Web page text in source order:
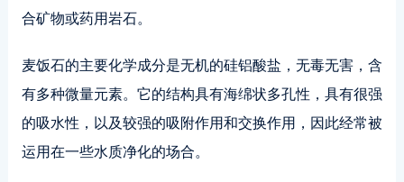
合矿物或药用岩石。
麦饭石的主要化学成分是无机的硅铝酸盐，无毒无害，含
有多种微量元素。它的结构具有海绵状多孔性，具有很强
的吸水性，以及较强的吸附作用和交换作用，因此经常被
运用在一些水质净化的场合。